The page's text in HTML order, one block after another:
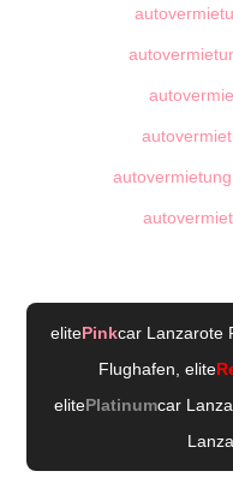
elitePinkcar Lanzarote
Flughafen , elite
elitePlatinumcar